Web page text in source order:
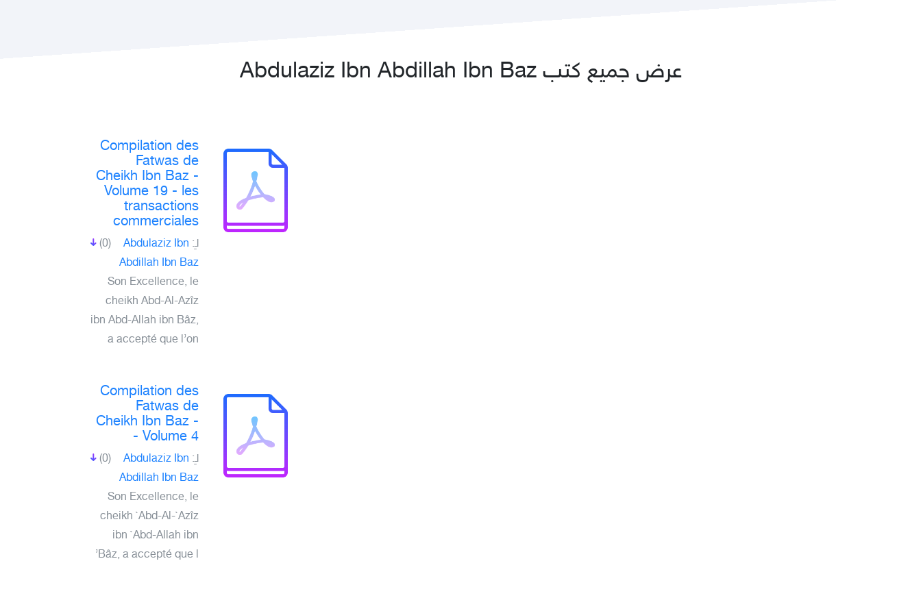
عرض جميع كتب Abdulaziz Ibn Abdillah Ibn Baz
Compilation des
Fatwas de
Cheikh Ibn Baz -
Volume 19 - les
transactions
commerciales
(0) لـِ: Abdulaziz Ibn
Abdillah Ibn Baz
Son Excellence, le
cheikh Abd-Al-Azîz
ibn Abd-Allah ibn Bâz,
a accepté que l’on
Compilation des
Fatwas de
Cheikh Ibn Baz -
Volume 4 -
(0) لـِ: Abdulaziz Ibn
Abdillah Ibn Baz
Son Excellence, le
cheikh `Abd-Al-`Azîz
ibn `Abd-Allah ibn
Bâz, a accepté que l’